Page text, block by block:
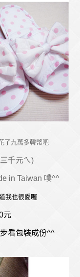
了九萬多韓幣吧
千元ㄟ)
in Taiwan 噗^^
我也很愛喔
元
看包裝成份^^